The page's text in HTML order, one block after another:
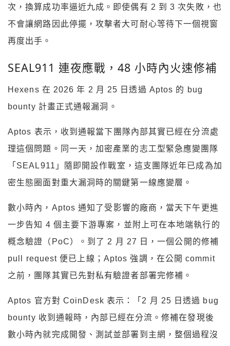
次，換算成功率逼近九成。即使偶有 2 到 3 次失敗，也
不會讓網路因此停擺，攻擊者大可耐心等待下一個視窗
再度出手。
SEAL911 連夜應戰，48 小時內火速修補
Hexens 在 2026 年 2 月 25 日透過 Aptos 的 bug
bounty 計畫正式通報漏洞。
Aptos 表示，收到通報當下團隊內部其實已經在分流處
理這個問題。同一天，加密產業的志工型緊急應變團隊
「SEAL911」隨即開設作戰室，這支團隊近年已成為加
密生態圈面對重大漏洞時的關鍵第一線應變層。
數小時內，Aptos 通知了受影響的廠商，當天下午更進
一步告知 4 個主要下游專案，並附上可在本地端執行的
概念驗證（PoC）。到了 2 月 27 日，一個公開的修補
pull request 便已上線；Aptos 強調，在公開 commit
之前，團隊其實已先對私有驗證者部署完修補。
Aptos 官方對 CoinDesk 表示：「2 月 25 日透過 bug
bounty 收到通報時，內部已經在分流。修補在發現後
數小時內就完成開發、測試並部署到主網，整個過程沒